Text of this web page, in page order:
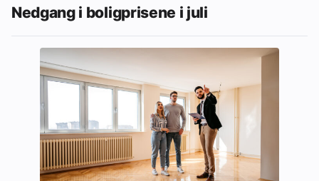
Nedgang i boligprisene i juli